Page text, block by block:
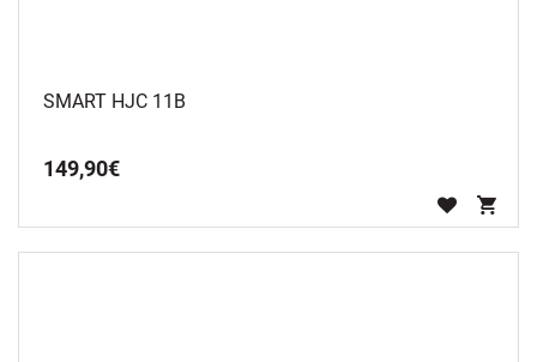
SMART HJC 11B
149,90€